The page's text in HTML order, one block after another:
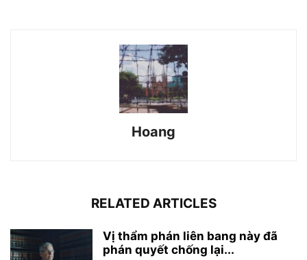
Hoang
RELATED ARTICLES
Vị thẩm phán liên bang này đã
phán quyết chống lại...